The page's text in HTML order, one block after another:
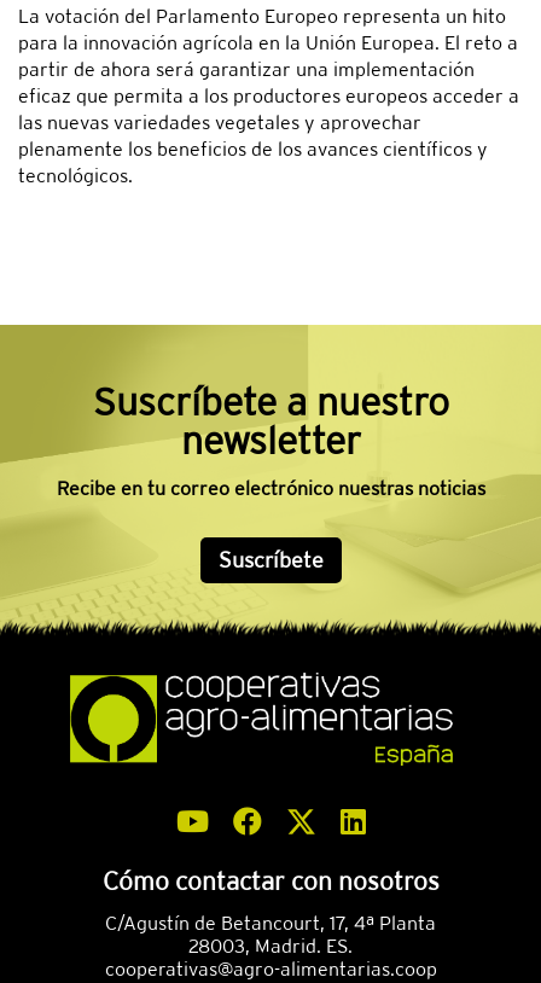
La votación del Parlamento Europeo representa un hito
para la innovación agrícola en la Unión Europea. El reto a
partir de ahora será garantizar una implementación
eficaz que permita a los productores europeos acceder a
las nuevas variedades vegetales y aprovechar
plenamente los beneficios de los avances científicos y
tecnológicos.
Suscríbete a nuestro
newsletter
Recibe en tu correo electrónico nuestras noticias
Suscríbete
Cómo contactar con nosotros
C/Agustín de Betancourt, 17, 4ª Planta
28003, Madrid. ES.
cooperativas@agro-alimentarias.coop